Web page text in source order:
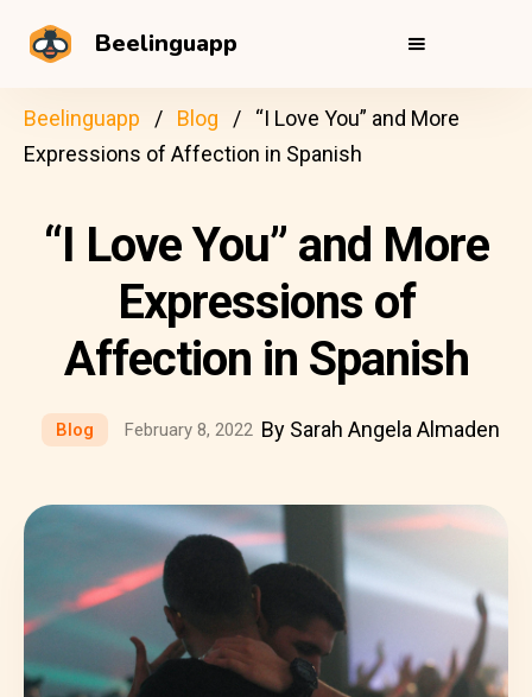
Beelinguapp
Beelinguapp Blog
“I Love You” and More
Expressions of Affection in Spanish
“I Love You” and More
Expressions of
Affection in Spanish
Blog February 8, 2022 By Sarah Angela Almaden